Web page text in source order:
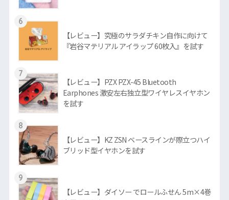
6
【レビュー】究極のサラダチキン自作に向けて
『岩谷マテリアル アイラップ 60枚入』を試す
7
【レビュー】PZX PZX-45 Bluetooth
Earphones 激安左右独立型ワイヤレスイヤホン
を試す
8
【レビュー】KZ ZSN ベースラインが際立つハイ
ブリッド型イヤホンを試す
9
【レビュー】ダイソー でロールふせん 5m×4巻